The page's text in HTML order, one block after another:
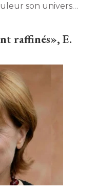
son univers…
raffinés», E.